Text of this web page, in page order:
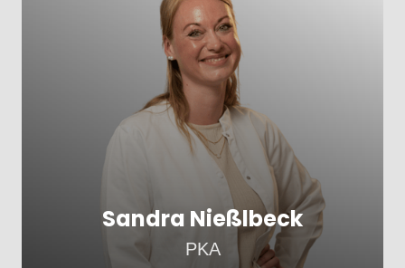
Sandra Nießlbeck
PKA